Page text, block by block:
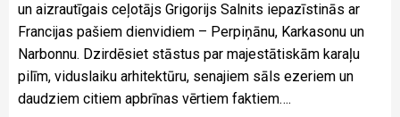
un aizrautīgais ceļotājs Grigorijs Salnits iepazīstinās ar
Francijas pašiem dienvidiem – Perpiņānu, Karkasonu un
Narbonnu. Dzirdēsiet stāstus par majestātiskām karaļu
pilīm, viduslaiku arhitektūru, senajiem sāls ezeriem un
daudziem citiem apbrīnas vērtiem faktiem….